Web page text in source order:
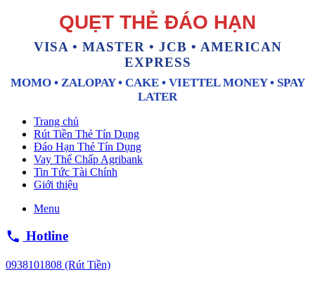
QUẸT THẺ ĐÁO HẠN
VISA • MASTER • JCB • AMERICAN
EXPRESS
MOMO • ZALOPAY • CAKE • VIETTEL MONEY • SPAY
LATER
Trang chủ
Rút Tiền Thẻ Tín Dụng
Đáo Hạn Thẻ Tín Dụng
Vay Thế Chấp Agribank
Tin Tức Tài Chính
Giới thiệu
Menu
Hotline
0938101808 (Rút Tiền)